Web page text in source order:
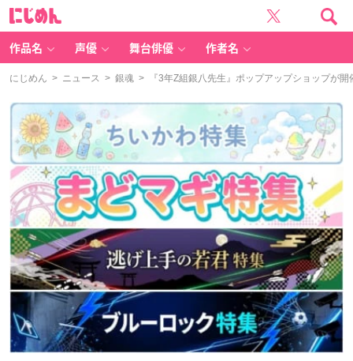
作品名 声優 舞台俳優 作者名
にじめん > ニュース > 銀魂 > 『3年Z組銀八先生』ポップアップショップが